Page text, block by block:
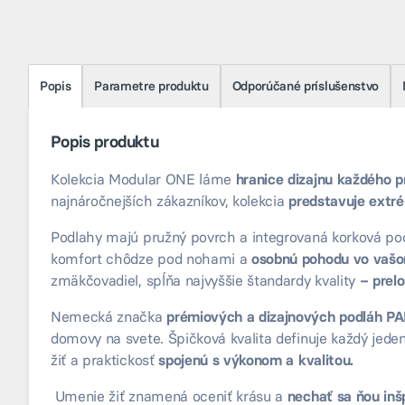
Popis Parametre produktu Odporúčané príslušenstvo
Popis produktu
Kolekcia Modular ONE láme hranice dizajnu každého
najnáročnejších zákazníkov, kolekcia predstavuje
Podlahy majú pružný povrch a integrovaná korková
komfort chôdze pod nohami aosobnú pohodu vo
zmäkčovadiel, spĺňa najvyššie štandardy kvality –
Nemecká značka prémiových a dizajnových podláh
domovy na svete. Špičková kvalita definuje každý
žiť a praktickosťspojenú s výkonom a kvalitou.
Umenie žiť znamená oceniť krásu a nechať sa ňou